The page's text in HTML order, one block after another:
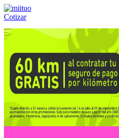
Cotizar
Llámanos al:(55) 84-21-05-00 ó